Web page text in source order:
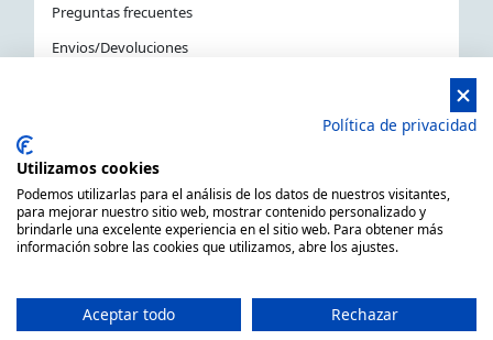
Preguntas frecuentes
Envios/Devoluciones
La Tienda Náutica en Barcelona
C/ Primer de Maig 6, 08980 Sant Feliu de Llobregat,
Barcelona (España)
Política de privacidad
Utilizamos cookies
Podemos utilizarlas para el análisis de los datos de nuestros visitantes,
para mejorar nuestro sitio web, mostrar contenido personalizado y
brindarle una excelente experiencia en el sitio web. Para obtener más
información sobre las cookies que utilizamos, abre los ajustes.
Aceptar todo Rechazar